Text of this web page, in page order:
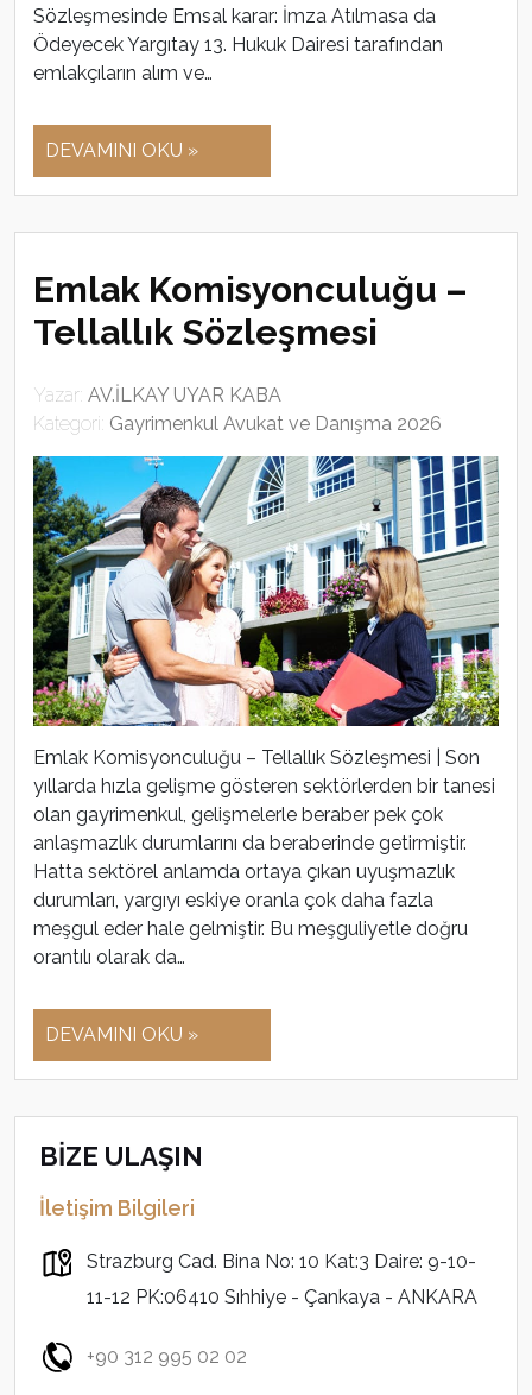
Sözleşmesinde Emsal karar: İmza Atılmasa da
Ödeyecek Yargıtay 13. Hukuk Dairesi tarafından
emlakçıların alım ve…
DEVAMINI OKU »
Emlak Komisyonculuğu –
Tellallık Sözleşmesi
Yazar: AV.İLKAY UYAR KABA
Kategori: Gayrimenkul Avukat ve Danışma 2026
Emlak Komisyonculuğu – Tellallık Sözleşmesi | Son
yıllarda hızla gelişme gösteren sektörlerden bir tanesi
olan gayrimenkul, gelişmelerle beraber pek çok
anlaşmazlık durumlarını da beraberinde getirmiştir.
Hatta sektörel anlamda ortaya çıkan uyuşmazlık
durumları, yargıyı eskiye oranla çok daha fazla
meşgul eder hale gelmiştir. Bu meşguliyetle doğru
orantılı olarak da…
DEVAMINI OKU »
BİZE ULAŞIN
İletişim Bilgileri
Strazburg Cad. Bina No: 10 Kat:3 Daire: 9-10-
11-12 PK:06410 Sıhhiye - Çankaya - ANKARA
+90 312 995 02 02